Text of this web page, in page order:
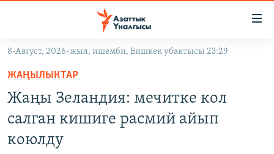
Навигацияга
өтүңүз
Издөөгө
салыңыз
ДҮЙНӨ
8-Август, 2026-жыл, ишемби, Бишкек убактысы 23:29
ЖАҢЫЛЫКТАР
Жаңы Зеландия: мечитке кол
салган кишиге расмий айып
коюлду